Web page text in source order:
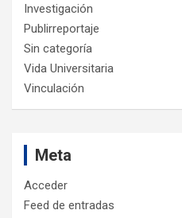
Investigación
Publirreportaje
Sin categoría
Vida Universitaria
Vinculación
Meta
Acceder
Feed de entradas